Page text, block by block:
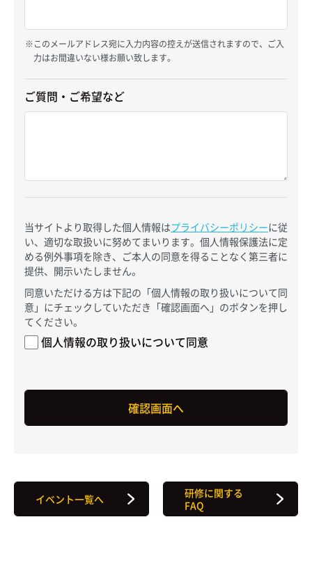
このメールアドレス宛に入力内容の控えが送信されますので、ご入
力はお間違いない様お願い致します。
ご質問・ご希望など
当サイトより取得した個人情報はプライバシーポリシーに従
い、適切な取扱いに努めてまいります。個人情報保護法に定
める例外事項を除き、ご本人の同意を得ることなく第三者に
提供、開示いたしません。
同意いただける方は下記の「個人情報の取り扱いについて同
意」にチェックしていただき「確認画面へ」のボタンを押し
てください。
個人情報の取り扱いについて同意
イベント一覧へ
研修に関する
FAQ